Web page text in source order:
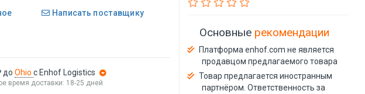
Написать поставщику
доOhioс Enhof Logistics
время доставки: 18-25 дней
Основные рекомендации
Платформа enhof.com не является
продавцом предлагаемого товара
Товар предлагается иностранным
партнёром. Ответственность за